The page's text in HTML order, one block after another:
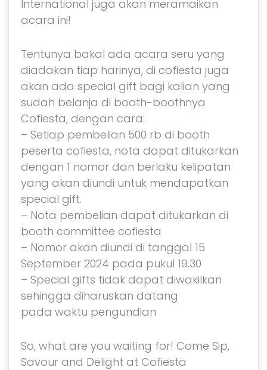
International juga akan meramaikan
acara ini!
Tentunya bakal ada acara seru yang
diadakan tiap harinya, di cofiesta juga
akan ada special gift bagi kalian yang
sudah belanja di booth-boothnya
Cofiesta, dengan cara:
– Setiap pembelian 500 rb di booth
peserta cofiesta, nota dapat ditukarkan
dengan 1 nomor dan berlaku kelipatan
yang akan diundi untuk mendapatkan
special gift.
– Nota pembelian dapat ditukarkan di
booth committee cofiesta
– Nomor akan diundi di tanggal 15
September 2024 pada pukul 19.30
– Special gifts tidak dapat diwakilkan
sehingga diharuskan datang
pada waktu pengundian
So, what are you waiting for! Come Sip,
Savour and Delight at Cofiesta